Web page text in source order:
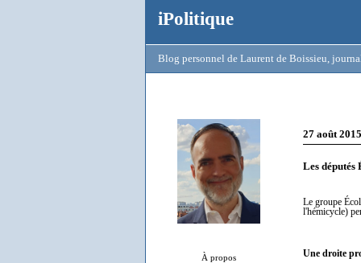
iPolitique
Blog personnel de Laurent de Boissieu,
À propos
27 août 2015
Les députés
Le groupe
l'hémicycle)
Une droite